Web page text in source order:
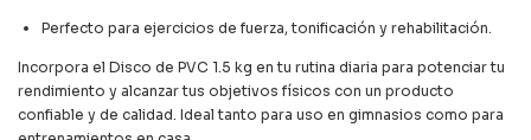
Perfecto para ejercicios de fuerza, tonificación y rehabilitación.
Incorpora el Disco de PVC 1.5 kg en tu rutina diaria para potenciar tu
rendimiento y alcanzar tus objetivos físicos con un producto
confiable y de calidad. Ideal tanto para uso en gimnasios como para